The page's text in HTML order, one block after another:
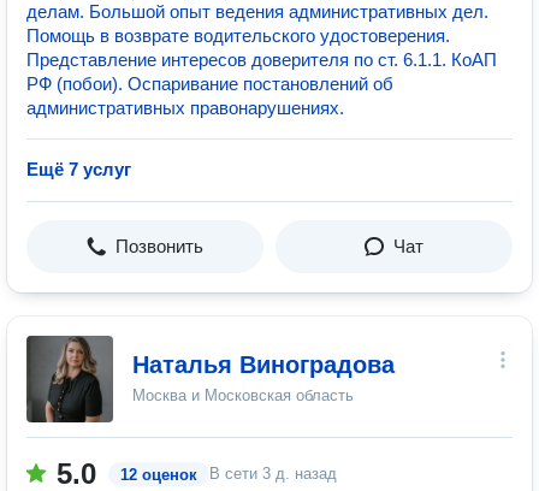
делам. Большой опыт ведения административных дел.
Помощь в возврате водительского удостоверения.
Представление интересов доверителя по ст. 6.1.1. КоАП
РФ (побои). Оспаривание постановлений об
административных правонарушениях.
Ещё 7 услуг
Позвонить Чат
Наталья Виноградова
Москва и Московская область
5.0 12 оценок В сети 3 д. назад